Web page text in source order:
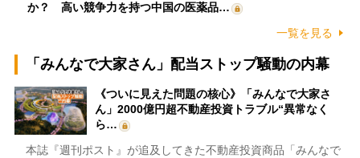
か？ 高い競争力を持つ中国の医薬品…
一覧を見る
「みんなで大家さん」配当ストップ騒動の内幕
《ついに見えた問題の核心》「みんなで大家さ
ん」2000億円超不動産投資トラブル“異常なく
ら…
本誌『週刊ポスト』が追及してきた不動産投資商品「みんなで